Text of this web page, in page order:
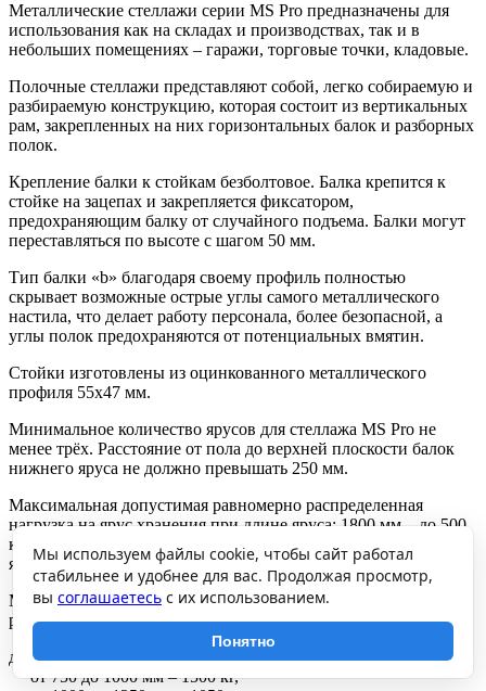
Металлические стеллажи серии MS Pro предназначены для
использования как на складах и производствах, так и в
небольших помещениях – гаражи, торговые точки, кладовые.
Полочные стеллажи представляют собой, легко собираемую и
разбираемую конструкцию, которая состоит из вертикальных
рам, закрепленных на них горизонтальных балок и разборных
полок.
Крепление балки к стойкам безболтовое. Балка крепится к
стойке на зацепах и закрепляется фиксатором,
предохраняющим балку от случайного подъема. Балки могут
переставляться по высоте с шагом 50 мм.
Тип балки «b» благодаря своему профиль полностью
скрывает возможные острые углы самого металлического
настила, что делает работу персонала, более безопасной, а
углы полок предохраняются от потенциальных вмятин.
Стойки изготовлены из оцинкованного металлического
профиля 55х47 мм.
Минимальное количество ярусов для стеллажа MS Pro не
менее трёх. Расстояние от пола до верхней плоскости балок
нижнего яруса не должно превышать 250 мм.
Максимальная допустимая равномерно распределенная
нагрузка на ярус хранения при длине яруса: 1800 мм – до 500
кг.(обеспечивается при установке 2 стяжек балок на каждый
ярус хранения)
Максимальная допустимая нагрузка на секцию стеллажа при
расстоянии между ярусами хранения по вертикали:
до 750 мм – 2500 кг,
от 750 до 1000 мм – 1500 кг,
Мы используем файлы cookie, чтобы сайт работал
стабильнее и удобнее для вас. Продолжая просмотр,
вы соглашаетесь с их использованием.
Понятно